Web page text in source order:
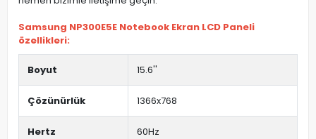
Samsung NP300E5E Notebook Ekran LCD Paneli
özellikleri:
Boyut 15.6''
Çözünürlük 1366x768
Hertz 60Hz